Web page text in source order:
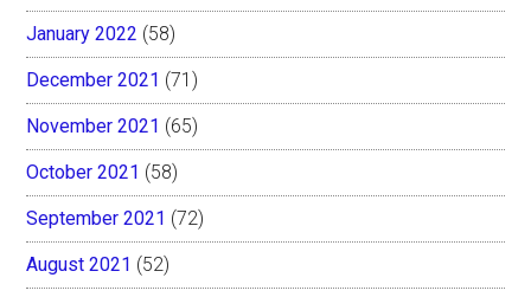
January 2022 (58)
December 2021 (71)
November 2021 (65)
October 2021 (58)
September 2021 (72)
August 2021 (52)